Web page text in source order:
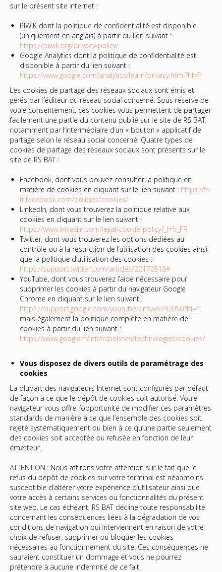
sur le présent site internet :
PIWIK dont la politique de confidentialité est disponible
(uniquement en anglais) à partir du lien suivant :
https://piwik.org/privacy-policy/
Google Analytics dont la politique de confidentialité est
disponible à partir du lien suivant :
https://www.google.com/analytics/learn/privacy.html?hl=fr
Les cookies de partage des réseaux sociaux sont émis et
gérés par l’éditeur du réseau social concerné. Sous réserve de
votre consentement, ces cookies vous permettent de partager
facilement une partie du contenu publié sur le site de RS BAT,
notamment par l’intermédiaire d’un « bouton » applicatif de
partage selon le réseau social concerné. Quatre types de
cookies de partage des réseaux sociaux sont présents sur le
site de RS BAT :
Facebook, dont vous pouvez consulter la politique en
matière de cookies en cliquant sur le lien suivant : https://fr-
fr.facebook.com/policies/cookies/
LinkedIn, dont vous trouverez la politique relative aux
cookies en cliquant sur le lien suivant :
https://www.linkedin.com/legal/cookie-policy?_l=fr_FR
Twitter, dont vous trouverez les options dédiées au
contrôle ou à la restriction de l’utilisation des cookies ainsi
que la politique d’utilisation des cookies :
https://support.twitter.com/articles/20170518#
YouTube, dont vous trouverez l’aide nécessaire pour
supprimer les cookies à partir du navigateur Google
Chrome en cliquant sur le lien suivant :
https://support.google.com/youtube/answer/32050?hl=fr
mais également la politique complète en matière de
cookies à partir du lien suivant :
https://www.google.fr/intl/fr/policies/technologies/cookies/
Vous disposez de divers outils de paramétrage des
cookies
La plupart des navigateurs Internet sont configurés par défaut
de façon à ce que le dépôt de cookies soit autorisé. Votre
navigateur vous offre l’opportunité de modifier ces paramètres
standards de manière à ce que l’ensemble des cookies soit
rejeté systématiquement ou bien à ce qu’une partie seulement
des cookies soit acceptée ou refusée en fonction de leur
émetteur.
ATTENTION : Nous attirons votre attention sur le fait que le
refus du dépôt de cookies sur votre terminal est néanmoins
susceptible d’altérer votre expérience d’utilisateur ainsi que
votre accès à certains services ou fonctionnalités du présent
site web. Le cas échéant, RS BAT décline toute responsabilité
concernant les conséquences liées à la dégradation de vos
conditions de navigation qui interviennent en raison de votre
choix de refuser, supprimer ou bloquer les cookies
nécessaires au fonctionnement du site. Ces conséquences ne
sauraient constituer un dommage et vous ne pourrez
prétendre à aucune indemnité de ce fait.